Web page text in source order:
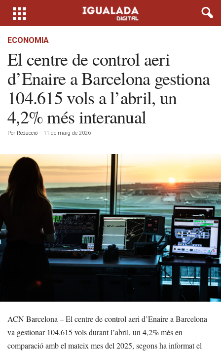
ECONOMIA
El centre de control aeri
d’Enaire a Barcelona gestiona
104.615 vols a l’abril, un
4,2% més interanual
Por Redacció - 11 de maig de 2026
ACN Barcelona – El centre de control aeri d’Enaire a Barcelona
va gestionar 104.615 vols durant l’abril, un 4,2% més en
comparació amb el mateix mes del 2025, segons ha informat el